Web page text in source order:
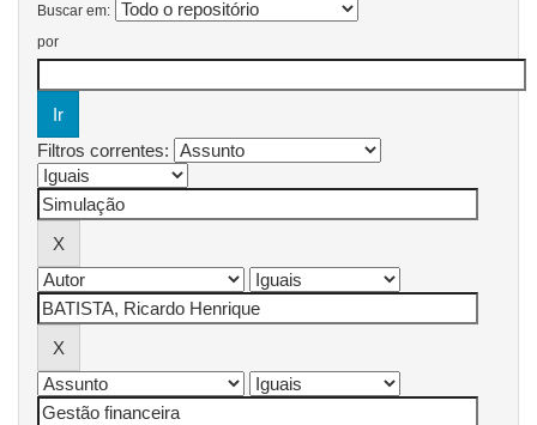
Buscar em:
por
Filtros correntes: